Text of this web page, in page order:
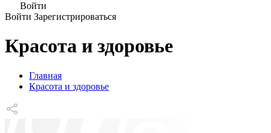
Войти
Войти Зарегистрироваться
Красота и здоровье
Главная
Красота и здоровье